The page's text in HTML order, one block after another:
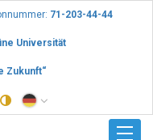
71-203-44-44
Universität
Zukunft“